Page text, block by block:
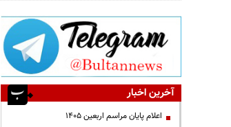
آخرین اخبار
اعلام پایان مراسم اربعین ۱۴۰۵